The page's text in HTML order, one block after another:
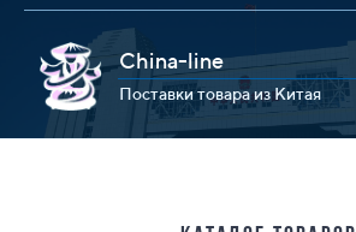
China-line
Поставки товара из Китая